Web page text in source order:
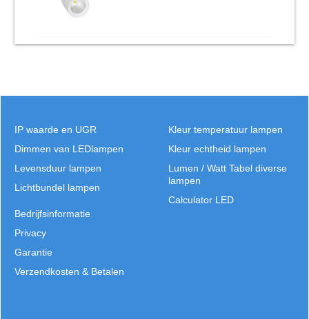
Kleur temperatuur lampen
Kleur echtheid lampen
Lumen / Watt Tabel diverse
lampen
Calculator LED
IP waarde en UGR
Dimmen van LEDlampen
Levensduur lampen
Lichtbundel lampen
Bedrijfsinformatie
Privacy
Garantie
Verzendkosten & Betalen